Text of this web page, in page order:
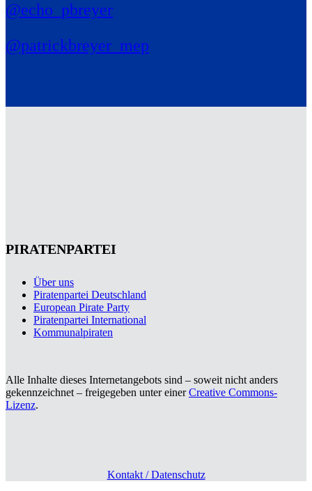
@echo_pbreyer
@patrickbreyer_mep
PIRATENPARTEI
Über uns
Piratenpartei Deutschland
European Pirate Party
Piratenpartei International
Kommunalpiraten
Alle Inhalte dieses Internetangebots sind – soweit nicht anders
gekennzeichnet – freigegeben unter einerCreative Commons-
Lizenz.
Kontakt / Datenschutz